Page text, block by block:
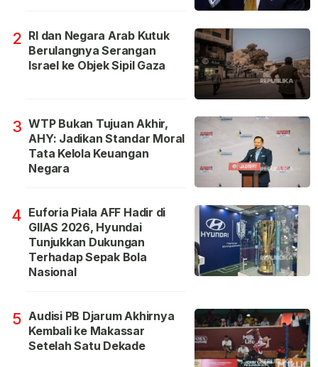
2 RI dan Negara Arab Kutuk
Berulangnya Serangan
Israel ke Objek Sipil Gaza
3 WTP Bukan Tujuan Akhir,
AHY: Jadikan Standar Moral
Tata Kelola Keuangan
Negara
4 Euforia Piala AFF Hadir di
GIIAS 2026, Hyundai
Tunjukkan Dukungan
Terhadap Sepak Bola
Nasional
5 Audisi PB Djarum Akhirnya
Kembali ke Makassar
Setelah Satu Dekade